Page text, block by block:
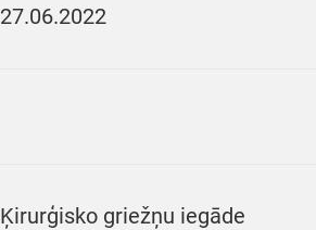
27.06.2022
Ķirurģisko griežņu iegāde